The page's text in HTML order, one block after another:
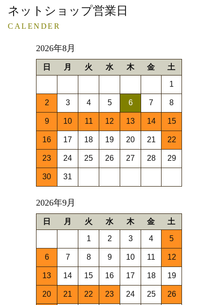
ネットショップ営業日
CALENDER
2026年8月
日 月 火 水 木 金 土
1
2 3 4 5 6 7 8
9 10 11 12 13 14 15
16 17 18 19 20 21 22
23 24 25 26 27 28 29
30 31
2026年9月
日 月 火 水 木 金 土
1 2 3 4 5
6 7 8 9 10 11 12
13 14 15 16 17 18 19
20 21 22 23 24 25 26